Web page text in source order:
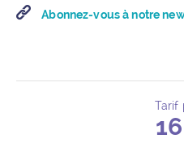
Abonnez-vous à notre
Détails de l’événement
Tarif